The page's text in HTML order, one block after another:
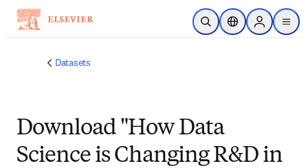
주요 콘텐츠로 건너뛰기
검색 열기위치 선택기Sign in to
menu
Datasets
Download "How Data
Science is Changing R&D in